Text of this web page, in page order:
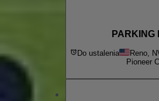
Do ustalenia Reno,
Pioneer